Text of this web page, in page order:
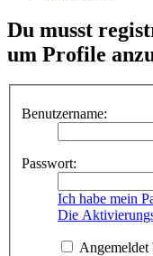
Du musst
um Profile
Benutzername:
Passwort:
Ich habe mein
Die
Angemeldet